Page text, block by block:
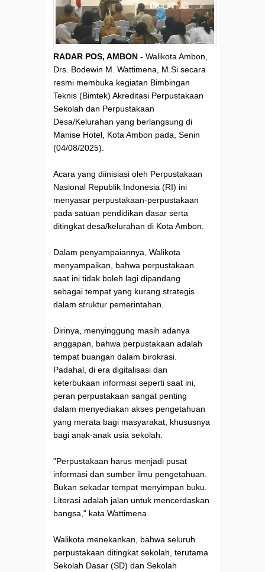
RADAR POS, AMBON - Walikota Ambon,
Drs. Bodewin M. Wattimena, M.Si secara
resmi membuka kegiatan Bimbingan
Teknis (Bimtek) Akreditasi Perpustakaan
Sekolah dan Perpustakaan
Desa/Kelurahan yang berlangsung di
Manise Hotel, Kota Ambon pada, Senin
(04/08/2025).
Acara yang diinisiasi oleh Perpustakaan
Nasional Republik Indonesia (RI) ini
menyasar perpustakaan-perpustakaan
pada satuan pendidikan dasar serta
ditingkat desa/kelurahan di Kota Ambon.
Dalam penyampaiannya, Walikota
menyampaikan, bahwa perpustakaan
saat ini tidak boleh lagi dipandang
sebagai tempat yang kurang strategis
dalam struktur pemerintahan.
Dirinya, menyinggung masih adanya
anggapan, bahwa perpustakaan adalah
tempat buangan dalam birokrasi.
Padahal, di era digitalisasi dan
keterbukaan informasi seperti saat ini,
peran perpustakaan sangat penting
dalam menyediakan akses pengetahuan
yang merata bagi masyarakat, khususnya
bagi anak-anak usia sekolah.
"Perpustakaan harus menjadi pusat
informasi dan sumber ilmu pengetahuan.
Bukan sekadar tempat menyimpan buku.
Literasi adalah jalan untuk mencerdaskan
bangsa," kata Wattimena.
Walikota menekankan, bahwa seluruh
perpustakaan ditingkat sekolah, terutama
Sekolah Dasar (SD) dan Sekolah